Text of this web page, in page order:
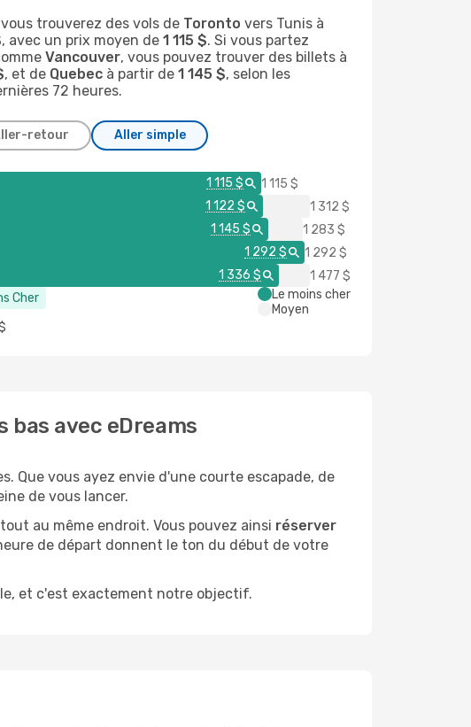
trouverez des vols de Toronto vers Tunis à
, avec un prix moyen de 1 115 $. Si vous partez
Vancouver, vous pouvez trouver des billets à
, et de Quebec à partir de 1 145 $, selon les
72 heures.
retour Aller simple
1 115 $
1 115 $
1 122 $
1 312 $
1 145 $
1 283 $
1 292 $
1 292 $
1 336 $
1 477 $
Cher
Le moins cher
Moyen
bas avec eDreams
Que vous ayez envie d'une courte escapade, de
de vous lancer.
au même endroit. Vous pouvez ainsi réserver
de départ donnent le ton du début de votre
et c'est exactement notre objectif.